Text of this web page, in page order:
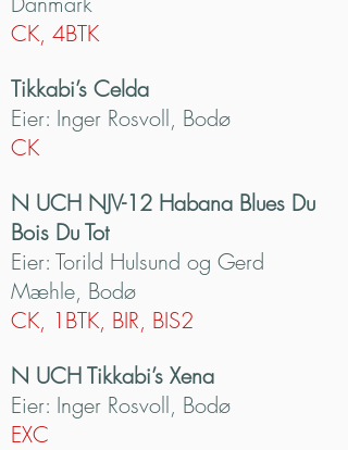
CK, 4BTK
Tikkabi’s Celda
Eier: Inger Rosvoll, Bodø
CK
N UCH NJV-12 Habana Blues Du
Bois Du Tot
Eier: Torild Hulsund og Gerd
Mæhle, Bodø
CK, 1BTK, BIR, BIS2
N UCH Tikkabi’s Xena
Eier: Inger Rosvoll, Bodø
EXC